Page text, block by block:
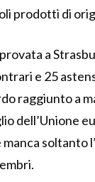
prodotti di
a
e 25
raggiunto a
dell’Unione
soltanto